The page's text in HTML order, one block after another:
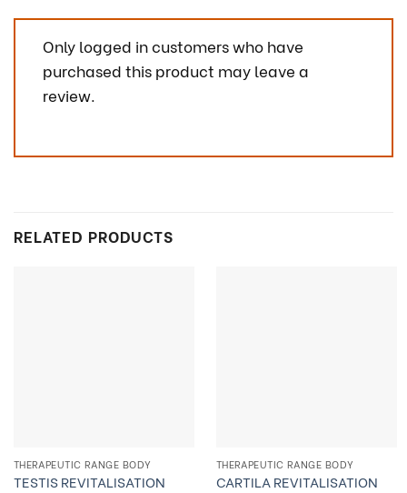
Only logged in customers who have
purchased this product may leave a
review.
RELATED PRODUCTS
THERAPEUTIC RANGE BODY
TESTIS REVITALISATION
THERAPEUTIC RANGE BODY
CARTILA REVITALISATION